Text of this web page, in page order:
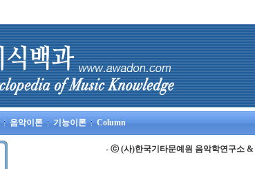
음악이론 기능이론 Column
- ⓒ (사)한국기타문예원 음악학연구소 &